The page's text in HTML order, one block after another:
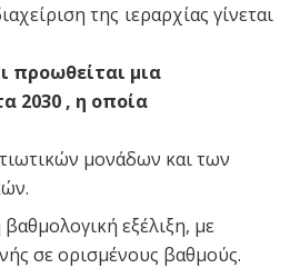
της ιεραρχίας γίνεται
προωθείται μια
2030 , η οποία
μονάδων και των
εξέλιξη, με
σε ορισμένους βαθμούς.